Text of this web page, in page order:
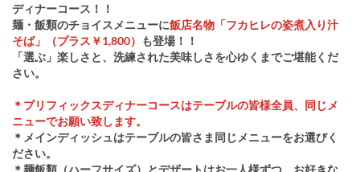
ディナーコース！！
麺・飯類のチョイスメニューに飯店名物「フカヒレの姿煮入り汁
そば」（プラス￥1,800） も登場！！
「選ぶ」楽しさと、洗練された美味しさを心ゆくまでご堪能くだ
さい。
＊プリフィックスディナーコースはテーブルの皆様全員、同じメ
ニューでお願い致します。
＊メインディッシュはテーブルの皆さま同じメニューをお選びく
ださい。
＊麺飯類（ハーフサイズ）とデザートはお一人様ずつ、お好きな